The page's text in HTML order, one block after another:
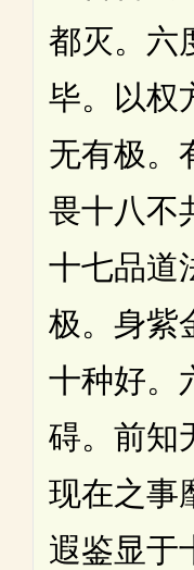
都灭。六
毕。以权
无有极。
畏十八不
十七品道
极。身紫
十种好。
碍。前知
现在之事
遐鉴显于